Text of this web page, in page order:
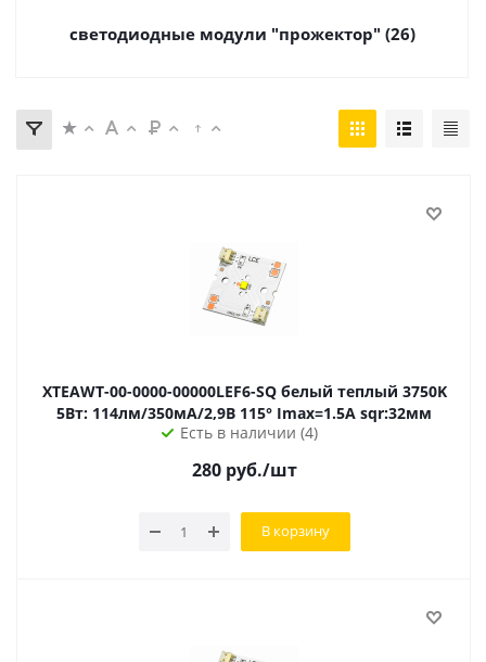
светодиодные модули "прожектор" (26)
XTEAWT-00-0000-00000LEF6-SQ белый теплый 3750K
5Вт: 114лм/350мА/2,9В 115° Imax=1.5А sqr:32мм
Есть в наличии (4)
280руб./шт
В корзину